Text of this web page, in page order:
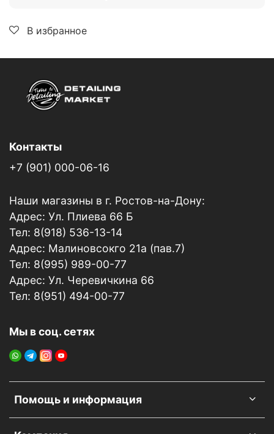
В избранное
Помощь и информация
Контакты
+7 (901) 000-06-16
Наши магазины в г. Ростов-на-Дону:
Адрес: Ул. Плиева 66 Б
Тел: 8(918) 536-13-14
Адрес: Малиновсокго 21а (пав.7)
Тел: 8(995) 989-00-77
Адрес: Ул. Черевичкина 66
Тел: 8(951) 494-00-77
Мы в соц. сетях